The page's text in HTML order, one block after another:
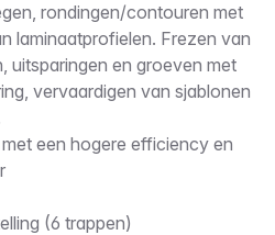
rondingen/contouren met
laminaatprofielen. Frezen van
uitsparingen en groeven met
vervaardigen van sjablonen
een hogere efficiency en
(6 trappen)